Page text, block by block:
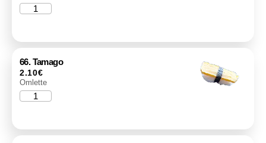
66. Tamago
2.10€
Omlette